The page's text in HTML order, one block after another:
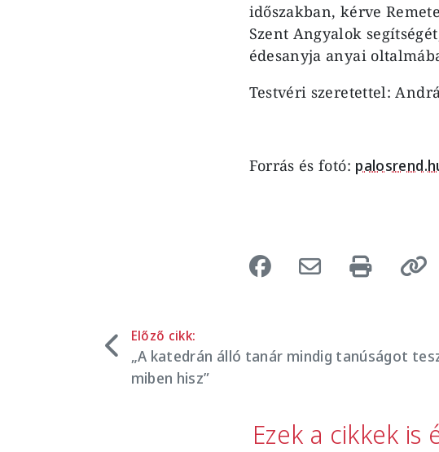
időszakban, kérve
Szent Angyalok
édesanyja anyai
Testvéri szeretettel:
Forrás és fotó:
Előző cikk:
„A katedrán álló tanár mindig tanúságot
miben hisz”
Ezek a cikkek